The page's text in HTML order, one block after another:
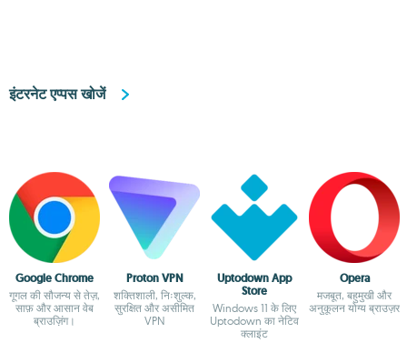
इंटरनेट एप्पस खोजें
Google Chrome
गूगल की सौजन्य से तेज़,
साफ़ और आसान वेब
ब्राउज़िंग।
Proton VPN
शक्तिशाली, निःशुल्क,
सुरक्षित और असीमित
VPN
Uptodown App
Store
Windows 11 के लिए
Uptodown का नेटिव
क्लाइंट
Opera
मजबूत, बहुमुखी और
अनुकूलन योग्य ब्राउज़र